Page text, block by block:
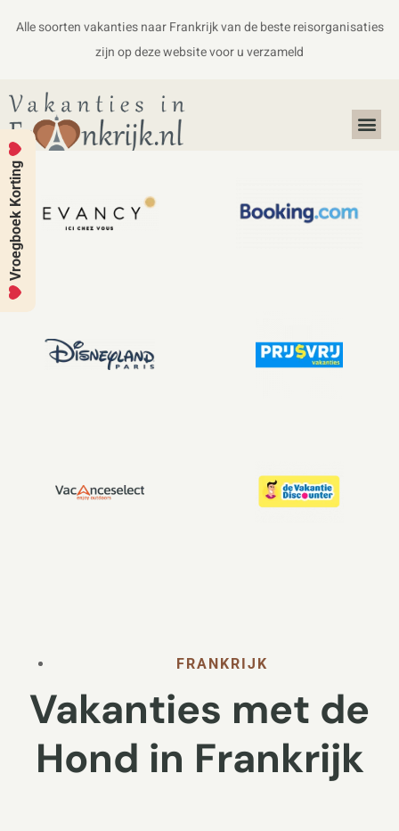
Alle soorten vakanties naar Frankrijk van de beste reisorganisaties
zijn op deze website voor u verzameld
FRANKRIJK
Vakanties met de
Hond in Frankrijk
Vroegboek Korting